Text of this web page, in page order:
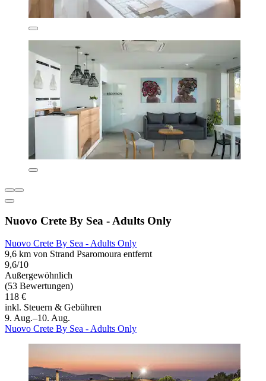
Nuovo Crete By Sea - Adults Only
Nuovo Crete By Sea - Adults Only
9,6 km von Strand Psaromoura entfernt
9,6/10
Außergewöhnlich
(53 Bewertungen)
118 €
inkl. Steuern & Gebühren
9. Aug.–10. Aug.
Nuovo Crete By Sea - Adults Only